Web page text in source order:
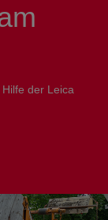
der Leica